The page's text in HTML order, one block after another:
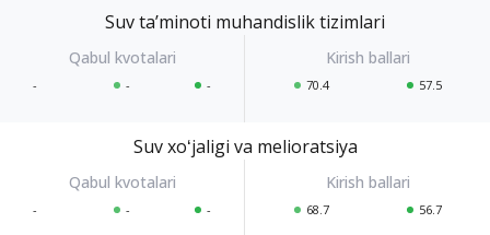
Suv taʼminoti muhandislik tizimlari
- - - 70.4 57.5
Suv xoʻjaligi va melioratsiya
- - - 68.7 56.7